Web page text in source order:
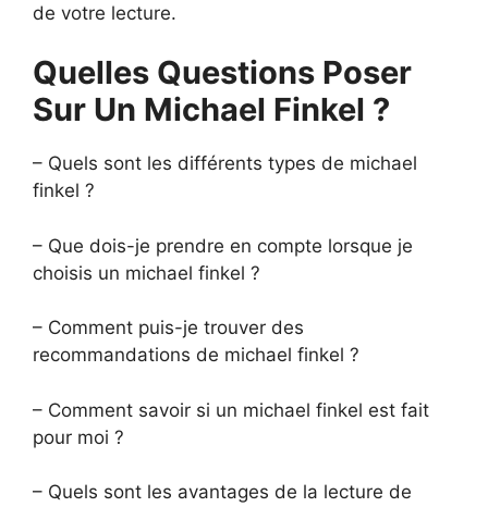
de votre lecture.
Quelles Questions Poser
Sur Un Michael Finkel ?
– Quels sont les différents types de michael
finkel ?
– Que dois-je prendre en compte lorsque je
choisis un michael finkel ?
– Comment puis-je trouver des
recommandations de michael finkel ?
– Comment savoir si un michael finkel est fait
pour moi ?
– Quels sont les avantages de la lecture de